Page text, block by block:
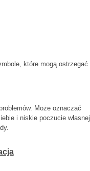
które mogą ostrzegać
Może oznaczać
i niskie poczucie własnej